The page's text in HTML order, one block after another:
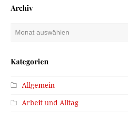
Archiv
Kategorien
Allgemein
Arbeit und Alltag